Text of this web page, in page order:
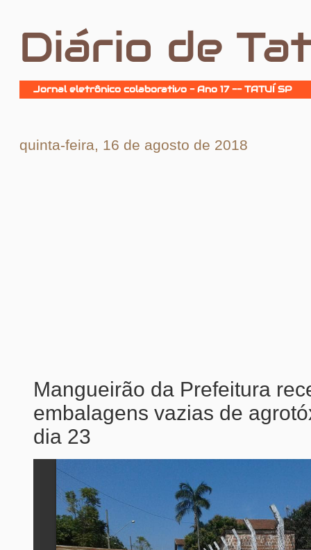
Diário de
Jornal eletrônico colaborativo - Ano 17 -- TATUÍ SP
quinta-feira, 16 de agosto de 2018
Mangueirão da Prefeitura
embalagens vazias de
dia 23